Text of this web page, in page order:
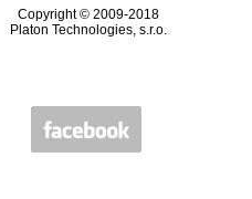
Copyright © 2009-2018
Platon Technologies, s.r.o.